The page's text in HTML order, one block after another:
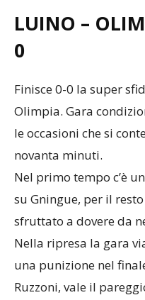
LUINO –
0
Finisce 0-0 la super
Olimpia. Gara
le occasioni che si
novanta minuti.
Nel primo tempo c’è
su Gningue, per il
sfruttato a dovere da
Nella ripresa la gara
una punizione nel
Ruzzoni, vale il